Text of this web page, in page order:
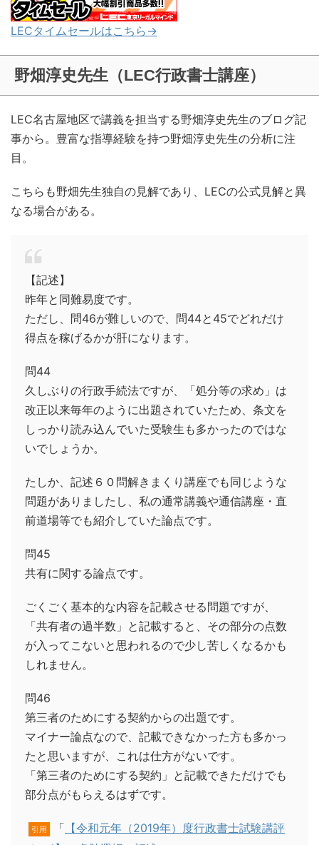
LECタイムセールはこちら→
野畑淳史先生（LEC行政書士講座）
LEC名古屋地区で講義を担当する野畑淳史先生のブログ記
事から。豊富な指導経験を持つ野畑淳史先生の分析に注
目。
こちらも野畑先生独自の見解であり、LECの公式見解と異
なる場合がある。
【記述】
昨年と同難易度です。
ただし、問46が難しいので、問44と45でどれだけ
得点を稼げるかが肝になります。
問44
久しぶりの行政手続法ですが、「処分等の求め」は
改正以来毎年のように出題されていたため、条文を
しっかり読み込んでいた受験生も多かったのではな
いでしょうか。
たしか、記述６０問解きまくり講座でも同じような
問題がありましたし、私の通常講義や通信講座・直
前道場等でも紹介していた論点です。
問45
共有に関する論点です。
ごくごく基本的な内容を記載させる問題ですが、
「共有者の過半数」と記載すると、その部分の点数
が入ってこないと思われるので少し苦しくなるかも
しれません。
問46
第三者のためにする契約からの出題です。
マイナー論点なので、記載できなかった方も多かっ
たと思いますが、これは仕方がないです。
「第三者のためにする契約」と記載できただけでも
部分点がもらえるはずです。
引用 「 【令和元年（2019年）度行政書士試験講評